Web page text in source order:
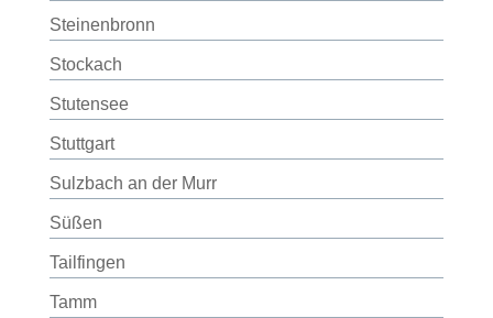
Steinenbronn
Stockach
Stutensee
Stuttgart
Sulzbach an der Murr
Süßen
Tailfingen
Tamm